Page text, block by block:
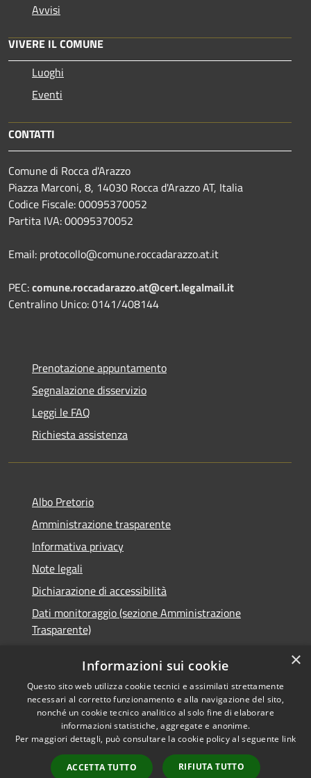
Avvisi
VIVERE IL COMUNE
Luoghi
Eventi
CONTATTI
Comune di Rocca d'Arazzo
Piazza Marconi, 8, 14030 Rocca d'Arazzo AT, Italia
Codice Fiscale: 00095370052
Partita IVA: 00095370052
Email: protocollo@comune.roccadarazzo.at.it
PEC:comune.roccadarazzo.at@cert.legalmail.it
Centralino Unico: 0141/408144
Prenotazione appuntamento
Segnalazione disservizio
Leggi le FAQ
Richiesta assistenza
Albo Pretorio
Amministrazione trasparente
Informativa privacy
Note legali
Dichiarazione di accessibilità
Dati monitoraggio (sezione Amministrazione
Trasparente)
RSS
Accessibilità
Privacy
Cookie
Mappa del sito
Comune convenzionato
Astigov
Progetto|Convenzione|
Adesioni
×
Informazioni sui cookie
Questo sito web utilizza cookie tecnici e assimilati strettamente
necessari al corretto funzionamento e alla navigazione del sito,
nonché un cookie tecnico analitico al solo fine di elaborare
informazioni statistiche, aggregate e anonime.
Per maggiori dettagli, può consultare la cookie policy al seguente link
ACCETTA TUTTO RIFIUTA TUTTO